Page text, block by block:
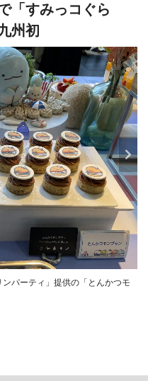
「すみっコぐら
州初
パーティ」提供の「とんかつモ